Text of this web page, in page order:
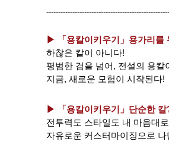
▶ 「용칼이키우기」 용가리를
하찮은 칼이 아니다!
평범한 검을 넘어, 전설의 용칼
지금, 새로운 모험이 시작된다!
▶ 「용칼이키우기」 단순한
전투력도 스타일도 내 마음대
자유로운 커스터마이징으로